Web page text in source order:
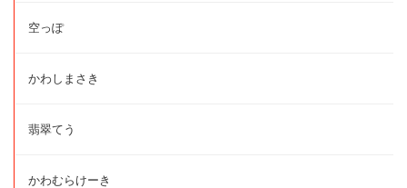
空っぽ
かわしまさき
翡翠てう
かわむらけーき